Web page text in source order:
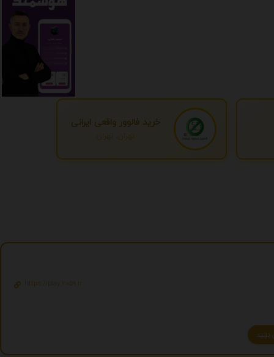
خرید فالوور واقعی ایرانی
تهران، تهران
https://play.2059.ir